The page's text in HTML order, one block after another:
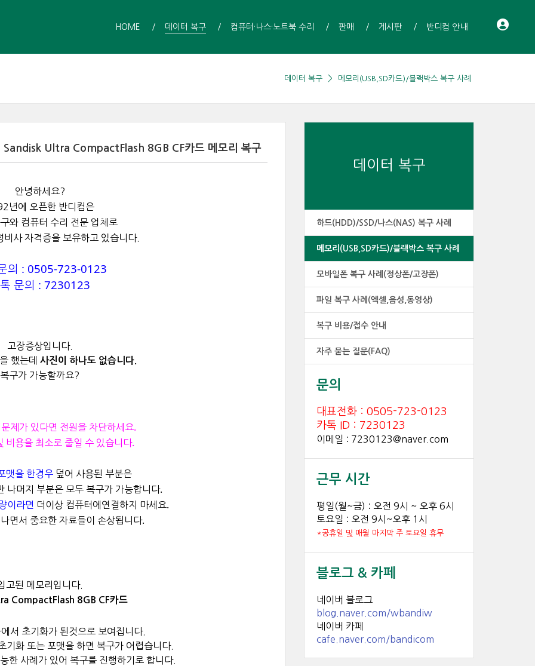
HOME 데이터 복구 컴퓨터·나스·노트북 수리 판매 게시판 반디컴 안내
데이터 복구 메모리(USB,SD카드)/블랙박스 복구 사례
데이터 복구
하드(HDD)/SSD/나스(NAS) 복구 사례
메모리(USB,SD카드)/블랙박스 복구 사례
모바일폰 복구 사례(정상폰/고장폰)
파일 복구 사례(엑셀,음성,동영상)
복구 비용/접수 안내
자주 묻는 질문(FAQ)
문의
대표전화 : 0505-723-0123
카톡 ID : 7230123
이메일 : 7230123@naver.com
근무 시간
평일(월~금) : 오전 9시 ~ 오후 6시
토요일 : 오전 9시~오후 1시
*공휴일 및 매월 마지막 주 토요일 휴무
블로그 & 카페
네이버 블로그
blog.naver.com/wbandiw
네이버 카페
cafe.naver.com/bandicom
Sandisk Ultra CompactFlash 8GB CF카드 메모리 복구
안녕하세요?
년에 오픈한 반디컴은
와 컴퓨터 수리 전문 업체로
비사 자격증을 보유하고 있습니다.
의 : 0505-723-0123
문의 : 7230123
고장증상입니다.
했는데 사진이 하나도 없습니다.
복구가 가능할까요?
제가 있다면 전원을 차단하세요.
비용을 최소로 줄일 수 있습니다.
맷을 한경우 덮어 사용된 부분은
나머지 부분은 모두 복구가 가능합니다.
이라면 더이상 컴퓨터에연결하지 마세요.
면서 중요한 자료들이 손상됩니다.
고된 메모리입니다.
CompactFlash 8GB CF카드
서 초기화가 된것으로 보여집니다.
기화 또는 포맷을 하면 복구가 어렵습니다.
한 사례가 있어 복구를 진행하기로 합니다.